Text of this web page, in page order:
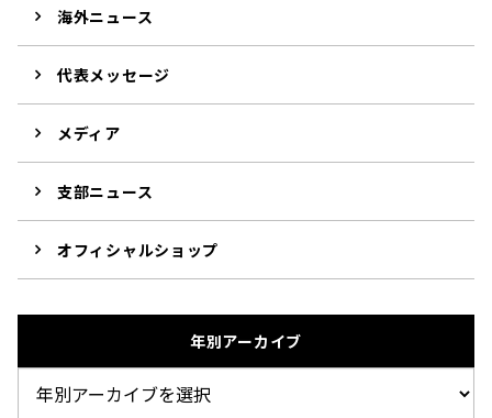
海外ニュース
代表メッセージ
メディア
支部ニュース
オフィシャルショップ
年別アーカイブ